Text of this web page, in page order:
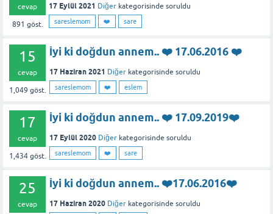
cevap
891 göst.
17 Eylül 2021 Diğer kategorisinde soruldu
sareslemom ❤️ sare
15
cevap
1,049 göst.
İyi ki doğdun annem.. ❤️ 17.06.2016 ❤️
17 Haziran 2021 Diğer kategorisinde soruldu
sareslemom ❤️ eslem
17
cevap
1,434 göst.
İyi ki doğdun annem.. ❤️ 17.09.2019❤️
17 Eylül 2020 Diğer kategorisinde soruldu
sareslemom ❤️ sare
25
cevap
İyi ki doğdun annem.. ❤️17.06.2016❤️
17 Haziran 2020 Diğer kategorisinde soruldu